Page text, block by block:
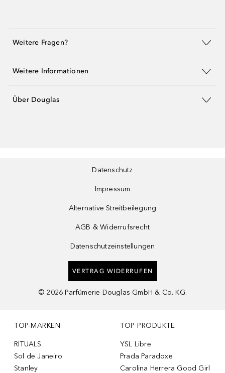
Weitere Fragen?
Weitere Informationen
Über Douglas
Datenschutz
Impressum
Alternative Streitbeilegung
AGB & Widerrufsrecht
Datenschutzeinstellungen
VERTRAG WIDERRUFEN
© 2026 Parfümerie Douglas GmbH & Co. KG.
TOP-MARKEN
RITUALS
Sol de Janeiro
Stanley
TOP PRODUKTE
YSL Libre
Prada Paradoxe
Carolina Herrera Good Girl